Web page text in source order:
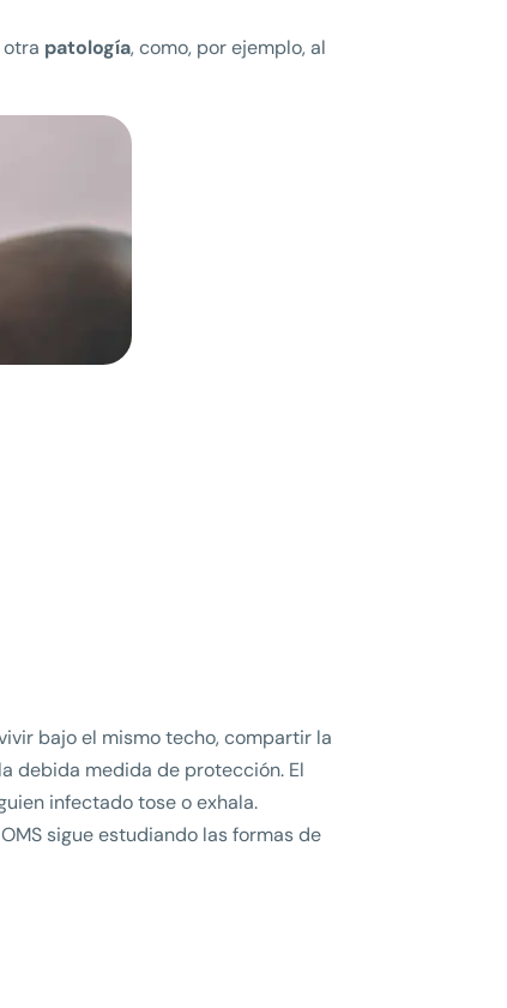
patología, como, por ejemplo, al
bajo el mismo techo, compartir la
debida medida de protección. El
infectado tose o exhala.
sigue estudiando las formas de